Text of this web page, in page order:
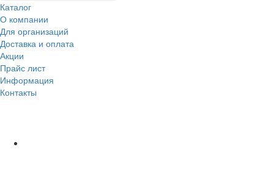
Каталог
О компании
Для организаций
Доставка и оплата
Акции
Прайс лист
Информация
Контакты